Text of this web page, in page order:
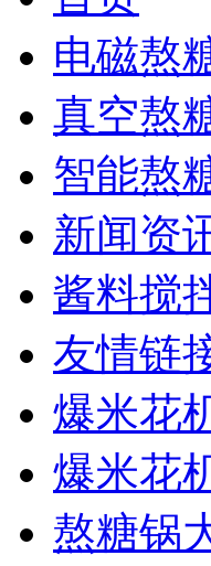
电磁熬
真空熬
智能熬
新闻资
酱料搅
友情链
爆米花
爆米花
熬糖锅